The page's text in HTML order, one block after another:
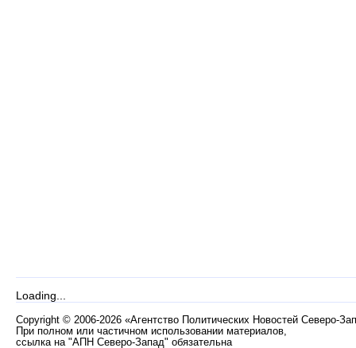
Loading...
Copyright © 2006-2026 «Агентство Политических Новостей Северо-
При полном или частичном использовании материалов,
ссылка на "АПН Северо-Запад" обязательна